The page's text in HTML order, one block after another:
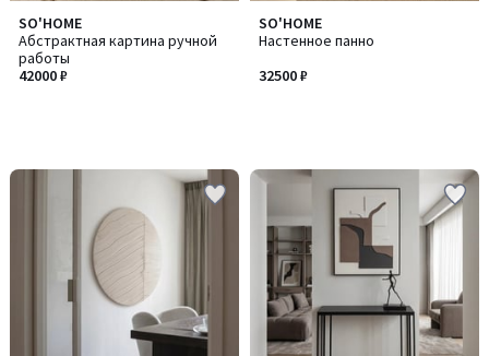
SO'HOME
Абстрактная картина ручной
работы
42000 ₽
SO'HOME
Настенное панно
32500 ₽